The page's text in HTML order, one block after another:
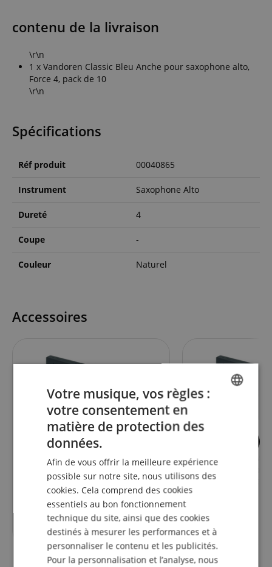
contenu de la livraison
\r\n
1 x Vandoren Classic Bleu Anche pour saxophone alto,
Force 4, pack de 10
\r\n
Spécifications
Réf produit 00040865
Instrument Saxophone Alto
Dureté 4
Coupe -
Couleur Naturel
Accessoires
Leblanc Étui À Anches Reed
Alto/Clarinette Alto
8,30€
Leblanc Étui À
Guard Saxophone
Ténor/Clarinette
FRENCH
SPANISH
Votre musique, vos règles :
votre consentement en
matière de protection des
données.
Afin de vous offrir la meilleure expérience
possible sur notre site, nous utilisons des
cookies. Cela comprend des cookies
essentiels au bon fonctionnement
technique du site, ainsi que des cookies
destinés à mesurer les performances et à
personnaliser le contenu et les publicités.
Pour la personnalisation et l’analyse, nous